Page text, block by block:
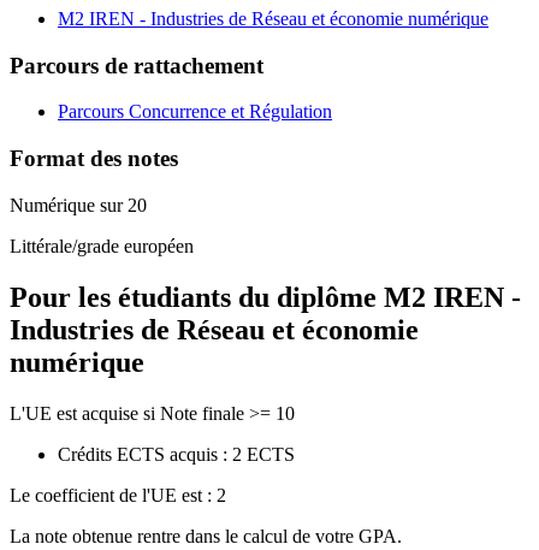
M2 IREN - Industries de Réseau et économie numérique
Parcours de rattachement
Parcours Concurrence et Régulation
Format des notes
Numérique sur 20
Littérale/grade européen
Pour les étudiants du diplôme M2 IREN -
Industries de Réseau et économie
numérique
L'UE est acquise si Note finale >= 10
Crédits ECTS acquis : 2 ECTS
Le coefficient de l'UE est : 2
La note obtenue rentre dans le calcul de votre GPA.